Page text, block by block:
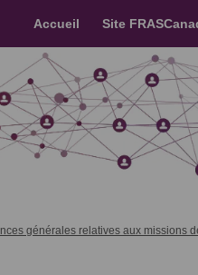
Accueil Site
générales relatives aux missions